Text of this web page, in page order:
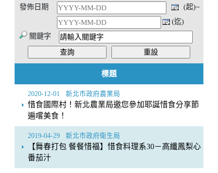
發佈日期
(起)~
(迄)
關鍵字
標題
惜食國際村！新北農業局邀您參加耶誕惜食分享節
遍嚐美食！
新北市政府農業局
2020-12-01
【舞春打包 餐餐惜福】惜食料理系30－高纖鳳梨心
番茄汁
新北市政府衛生局
2019-04-29